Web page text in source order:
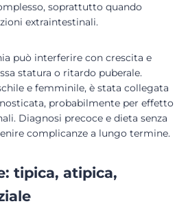
soprattutto quando
extraintestinali.
può interferire con crescita e
statura o ritardo puberale.
e femminile, è stata collegata
probabilmente per effetto
Diagnosi precoce e dieta senza
complicanze a lungo termine.
tipica, atipica,